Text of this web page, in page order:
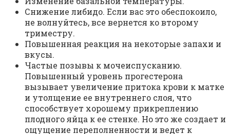
Снижение либидо. Если вас это обеспокоило,
не волнуйтесь, все вернется ко второму
триместру.
Повышенная реакция на некоторые запахи и
вкусы.
Частые позывы к мочеиспусканию.
Повышенный уровень прогестерона
вызывает увеличение притока крови к матке
и утолщение ее внутреннего слоя, что
способствует хорошему прикреплению
плодного яйца к ее стенке. Но это же создает и
ощущение переполненности и ведет к